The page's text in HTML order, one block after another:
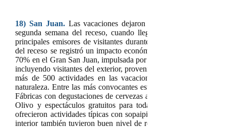
18) San Juan. Las vacaciones dejaron un balance positivo
segunda semana del receso, cuando llegaron los turistas de
principales emisores de visitantes durante todo el año. Según
del receso se registró un impacto económico de $ 2.502
70% en el Gran San Juan, impulsada por la presencia de Los
incluyendo visitantes del exterior, provenientes de Inglaterra,
más de 500 actividades en las vacaciones, con una fuerte
naturaleza. Entre las más convocantes estuvieron los paseos al
Fábricas con degustaciones de cervezas artesanales,
Olivo y espectáculos gratuitos para toda la familia. En
ofrecieron actividades típicas con sopaipillas y mate cocido para
interior también tuvieron buen nivel de reservas, liderados por